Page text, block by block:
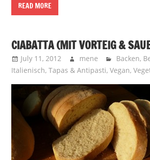
READ MORE
CIABATTA (MIT VORTEIG &
July 11, 2012 mene Backen,
Italienisch, Tapas & Antipasti, Vegan,